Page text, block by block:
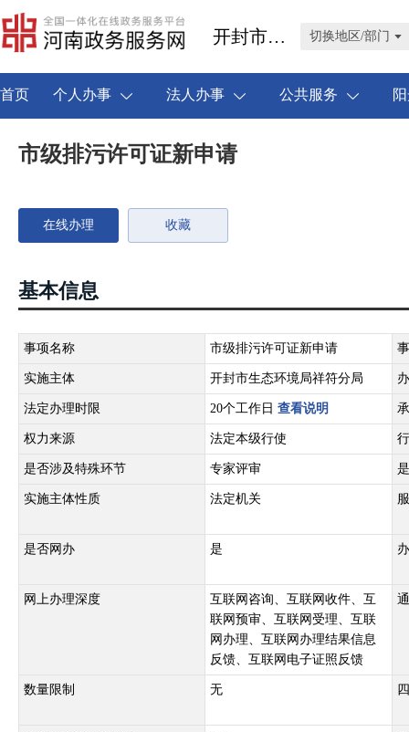
开封市祥符区 切换地区/部门
首页 个人办事 法人办事 公共服务
市级排污许可证新申请
在线办理 收藏
基本信息
事项名称 市级排污许可证新申请
实施主体 开封市生态环境局祥符分局
法定办理时限 20个工作日 查看说明
权力来源 法定本级行使
是否涉及特殊环节 专家评审
实施主体性质 法定机关
是否网办 是
网上办理深度
互联网咨询、互联网收件、互
联网预审、互联网受理、互联
网办理、互联网办理结果信息
反馈、互联网电子证照反馈
数量限制 无